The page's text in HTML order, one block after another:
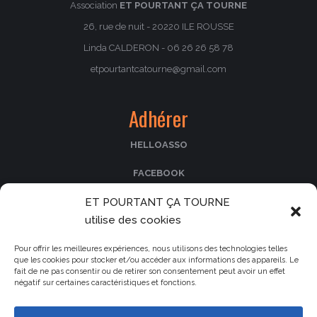
ET POURTANT ÇA TOURNE
utilise des cookies
Pour offrir les meilleures expériences, nous utilisons des technologies telles
que les cookies pour stocker et/ou accéder aux informations des appareils. Le
fait de ne pas consentir ou de retirer son consentement peut avoir un effet
négatif sur certaines caractéristiques et fonctions.
Association ET POURTANT ÇA TOURNE
26, rue de nuit - 20220 ILE ROUSSE
Linda CALDERON - 06 26 26 58 78
etpourtantcatourne@gmail.com
Adhérer
HELLOASSO
FACEBOOK
PASSCULTURA
Nos partenaires
Le cinéma La Fogata